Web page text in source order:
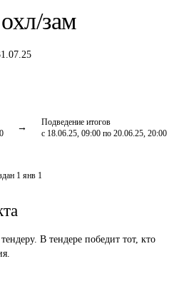
зам
Подведение итогов
с 18.06.25, 09:00 по 20.06.25, 20:00
1 янв 1
В тендере победит тот, кто